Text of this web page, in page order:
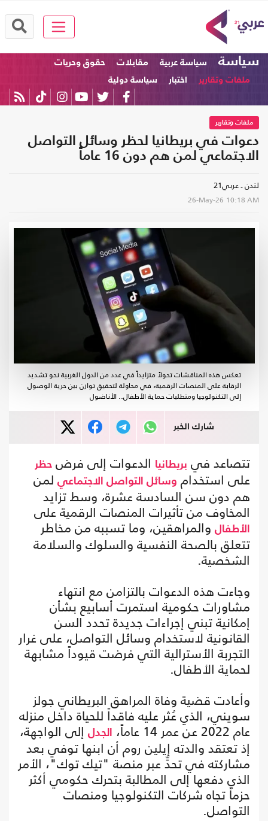
سياسة سياسة عربية مقابلات
حقوق وحريات
ملفات وتقارير
اختبار سياسة دولية
ملفات وتقارير
دعوات في بريطانيا لحظر وسائل التواصل
الاجتماعي لمن هم دون 16 عاماً
لندن ـ عربي21
26-May-26 10:18 AM
تعكس هذه المناقشات تحولاً متزايداً في عدد من الدول الغربية نحو تشديد
الرقابة على المنصات الرقمية، في محاولة لتحقيق توازن بين حرية الوصول
إلى التكنولوجيا ومتطلبات حماية الأطفال.. الأناضول
شارك الخبر
تتصاعد في بريطانيا الدعوات إلى فرض حظر
على استخدام وسائل التواصل الاجتماعي لمن
هم دون سن السادسة عشرة، وسط تزايد
المخاوف من تأثيرات المنصات الرقمية على
الأطفال والمراهقين، وما تسببه من مخاطر
تتعلق بالصحة النفسية والسلوك والسلامة
الشخصية.
وجاءت هذه الدعوات بالتزامن مع انتهاء
مشاورات حكومية استمرت أسابيع بشأن
إمكانية تبني إجراءات جديدة تحدد السن
القانونية لاستخدام وسائل التواصل، على غرار
التجربة الأسترالية التي فرضت قيوداً مشابهة
لحماية الأطفال.
وأعادت قضية وفاة المراهق البريطاني جولز
سويني، الذي عُثر عليه فاقداً للحياة داخل منزله
عام 2022 عن عمر 14 عاماً، الجدل إلى الواجهة،
إذ تعتقد والدته إيلين روم أن ابنها توفي بعد
مشاركته في تحدٍّ عبر منصة "تيك توك"، الأمر
الذي دفعها إلى المطالبة بتحرك حكومي أكثر
حزماً تجاه شركات التكنولوجيا ومنصات
التواصل.